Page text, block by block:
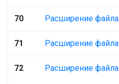
70 Расширение файла
71 Расширение файла
72 Расширение файла